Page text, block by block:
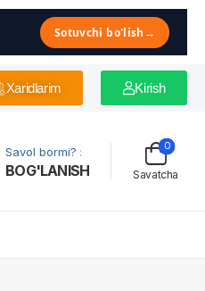
Sotuvchi bo'lish →
Xaridlarim Kirish
Savol bormi? :
BOG'LANISH Savatcha
0